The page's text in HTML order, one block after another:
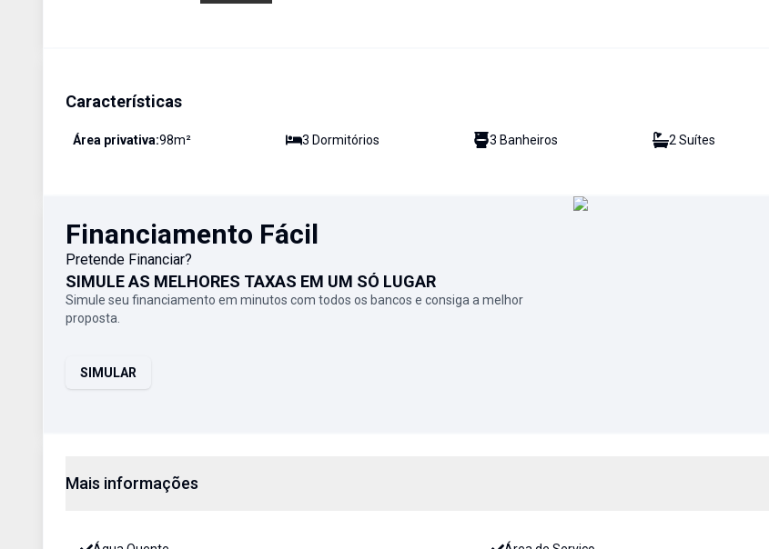
Características
Área privativa:98m² 3 Dormitórios 3 Banheiros 2 Suítes
Financiamento Fácil
Pretende Financiar?
SIMULE AS MELHORES TAXAS EM UM SÓ LUGAR
Simule seu financiamento em minutos com todos os bancos e consiga a melhor
proposta.
SIMULAR
Mais informações